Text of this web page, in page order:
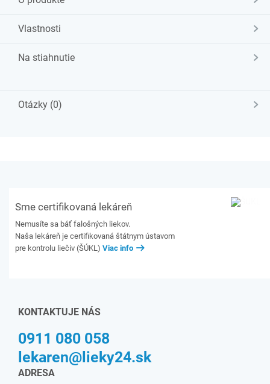
Vlastnosti
Na stiahnutie
Otázky (0)
Sme certifikovaná lekáreň
Nemusíte sa báť falošných liekov.
Naša lekáreň je certifikovaná štátnym ústavom
pre kontrolu liečiv (ŠÚKL) Viac info
KONTAKTUJE NÁS
0911 080 058
lekaren@lieky24.sk
ADRESA